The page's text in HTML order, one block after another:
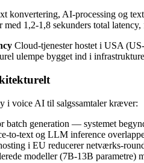
konvertering, AI-processing og
1,2-1,8 sekunders total
Cloud-tjenester hostet i USA
ulempe bygget ind i
i voice AI til salgssamtaler kræver:
batch generation — systemet
to-text og LLM inference
i EU reducerer netværks-
modeller (7B-13B parametre)